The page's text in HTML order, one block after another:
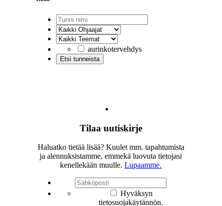
aurinkotervehdys
Tilaa uutiskirje
Haluatko tietää lisää? Kuulet mm. tapahtumista
ja alennuksistamme, emmekä luovuta tietojasi
kenellekään muulle.Lupaamme.
Hyväksyn
tietosuojakäytännön.